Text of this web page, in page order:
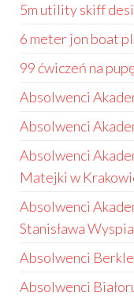
5m utility skiff
6 meter jon boat
99 ćwiczeń na
Absolwenci
Absolwenci
Absolwenci
Matejki w
Absolwenci
Stanisława
Absolwenci
Absolwenci